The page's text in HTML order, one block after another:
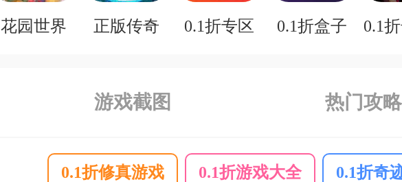
花园世界 正版传奇 0.1折专区 0.1折盒子
游戏截图 热门攻略
0.1折修真游戏 0.1折游戏大全 0.1折奇